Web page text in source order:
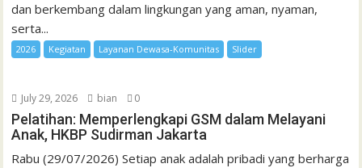
dan berkembang dalam lingkungan yang aman, nyaman,
serta...
2026 Kegiatan Layanan Dewasa-Komunitas Slider
July 29, 2026 bian 0
Pelatihan: Memperlengkapi GSM dalam Melayani
Anak, HKBP Sudirman Jakarta
Rabu (29/07/2026) Setiap anak adalah pribadi yang berharga